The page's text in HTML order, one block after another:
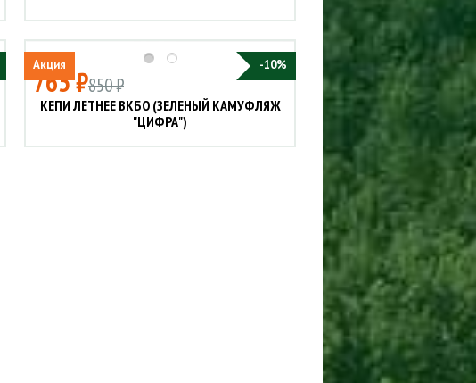
Акция -10%
765 ₽850 ₽
КЕПИ ЛЕТНЕЕ ВКБО (ЗЕЛЕНЫЙ КАМУФЛЯЖ
"ЦИФРА")